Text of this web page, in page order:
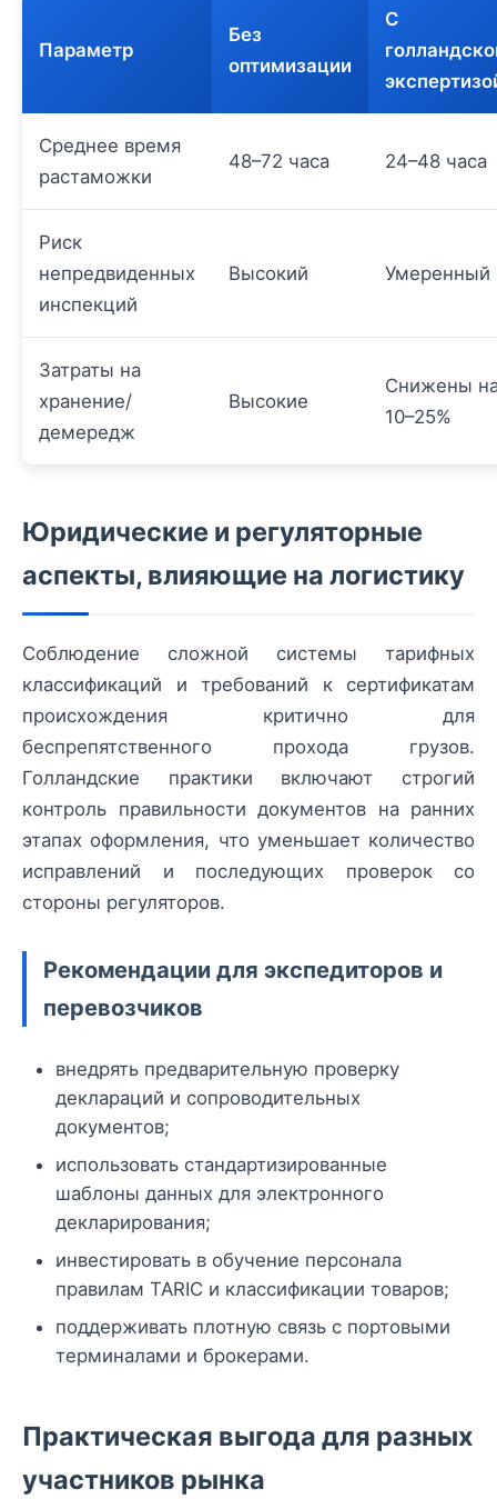
Параметр
Без
оптимизации
С
Среднее время
растаможки
48–72 часа 24–48 часа
Риск
непредвиденных
инспекций
Высокий Умеренный
Затраты на
хранение/
демередж
Высокие
Снижены
10–25%
Юридические и регуляторные
аспекты, влияющие на логистику
Соблюдение сложной системы тарифных
классификаций и требований к сертификатам
происхождения критично для
беспрепятственного прохода грузов.
Голландские практики включают строгий
контроль правильности документов на ранних
этапах оформления, что уменьшает количество
исправлений и последующих проверок со
стороны регуляторов.
Рекомендации для экспедиторов и
перевозчиков
внедрять предварительную проверку
деклараций и сопроводительных
документов;
использовать стандартизированные
шаблоны данных для электронного
декларирования;
инвестировать в обучение персонала
правилам TARIC и классификации товаров;
поддерживать плотную связь с портовыми
терминалами и брокерами.
Практическая выгода для разных
участников рынка